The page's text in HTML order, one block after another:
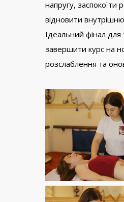
напругу, заспокоїти
відновити
Ідеальний фінал для
завершити курс на
розслаблення та